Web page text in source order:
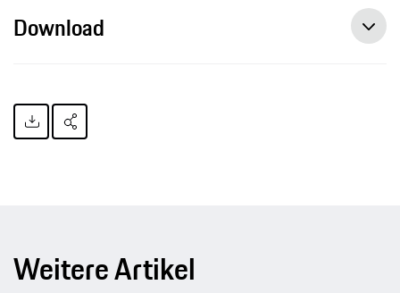
Download
Weitere Artikel